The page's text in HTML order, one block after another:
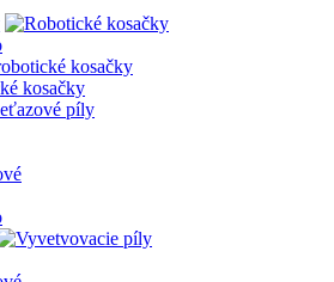
kosačky
kosačky